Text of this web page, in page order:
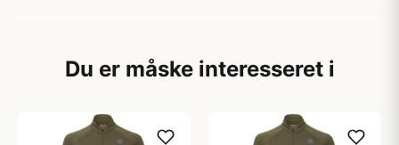
Du er måske interesseret i